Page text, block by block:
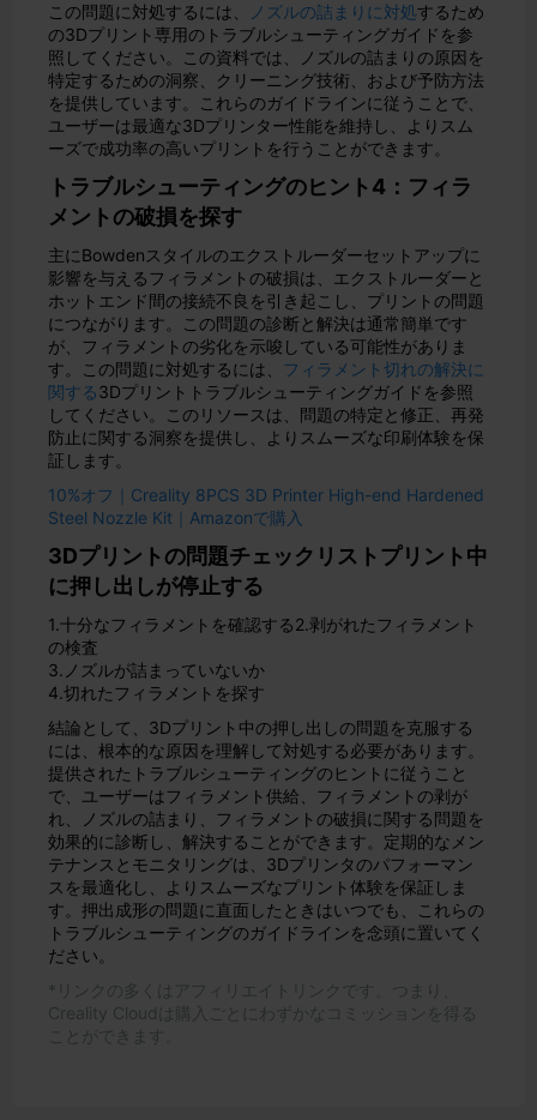
この問題に対処するには、
ノズルの詰まりに対処するため
の3Dプリント専用のトラブルシューティングガイドを参
照してください。この資料では、ノズルの詰まりの原因を
特定するための洞察、クリーニング技術、および予防方法
を提供しています。これらのガイドラインに従うことで、
ユーザーは最適な3Dプリンター性能を維持し、よりスム
ーズで成功率の高いプリントを行うことができます。
トラブルシューティングのヒント4：フィラ
メントの破損を探す
主にBowdenスタイルのエクストルーダーセットアップに
影響を与えるフィラメントの破損は、エクストルーダーと
ホットエンド間の接続不良を引き起こし、プリントの問題
につながります。この問題の診断と解決は通常簡単です
が、フィラメントの劣化を示唆している可能性がありま
す。この問題に対処するには、 フィラメント切れの解決に
関する3Dプリントトラブルシューティングガイドを参照
してください。このリソースは、問題の特定と修正、再発
防止に関する洞察を提供し、よりスムーズな印刷体験を保
証します。
10%オフ｜Creality 8PCS 3D Printer High-end Hardened
Steel Nozzle Kit｜Amazonで購入
3Dプリントの問題チェックリストプリント中
に押し出しが停止する
1.十分なフィラメントを確認する2.剥がれたフィラメント
の検査
3.ノズルが詰まっていないか
4.切れたフィラメントを探す
結論として、3Dプリント中の押し出しの問題を克服する
には、根本的な原因を理解して対処する必要があります。
提供されたトラブルシューティングのヒントに従うこと
で、ユーザーはフィラメント供給、フィラメントの剥が
れ、ノズルの詰まり、フィラメントの破損に関する問題を
効果的に診断し、解決することができます。定期的なメン
テナンスとモニタリングは、3Dプリンタのパフォーマン
スを最適化し、よりスムーズなプリント体験を保証しま
す。押出成形の問題に直面したときはいつでも、これらの
トラブルシューティングのガイドラインを念頭に置いてく
ださい。
*リンクの多くはアフィリエイトリンクです。つまり、
Creality Cloudは購入ごとにわずかなコミッションを得る
ことができます。